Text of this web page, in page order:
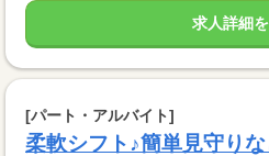
求人詳細
[パート・アルバイト]
柔軟シフト♪簡単見守り